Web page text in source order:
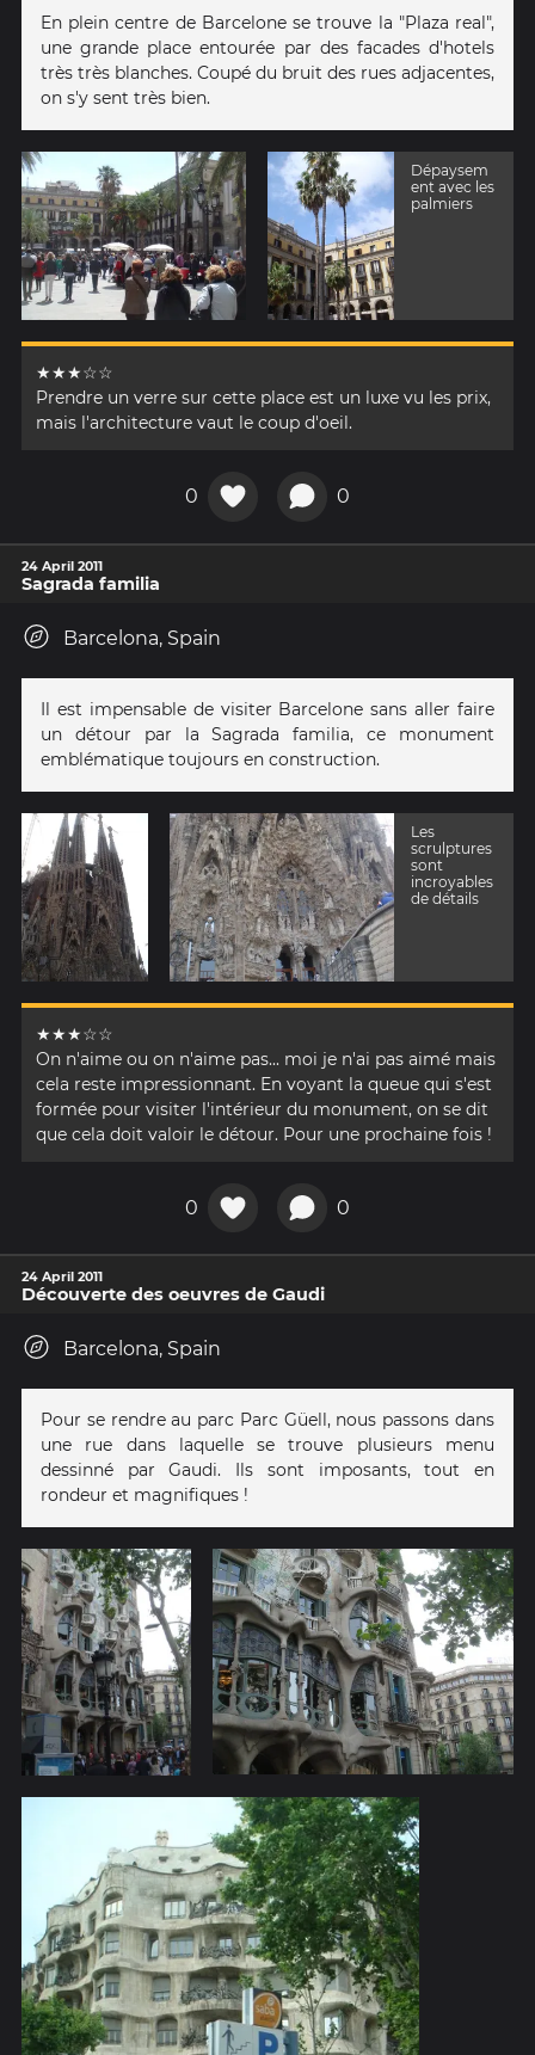
En plein centre de Barcelone se trouve la "Plaza real",
une grande place entourée par des facades d'hotels
très très blanches. Coupé du bruit des rues adjacentes,
on s'y sent très bien.
Dépaysem
ent avec les
palmiers
★★★☆☆
Prendre un verre sur cette place est un luxe vu les prix,
mais l'architecture vaut le coup d'oeil.
0 0
24 April 2011
Sagrada familia
Barcelona, Spain
Il est impensable de visiter Barcelone sans aller faire
un détour par la Sagrada familia, ce monument
emblématique toujours en construction.
Les
scrulptures
sont
incroyables
de détails
★★★☆☆
On n'aime ou on n'aime pas... moi je n'ai pas aimé mais
cela reste impressionnant. En voyant la queue qui s'est
formée pour visiter l'intérieur du monument, on se dit
que cela doit valoir le détour. Pour une prochaine fois !
0 0
24 April 2011
Découverte des oeuvres de Gaudi
Barcelona, Spain
Pour se rendre au parc Parc Güell, nous passons dans
une rue dans laquelle se trouve plusieurs menu
dessinné par Gaudi. Ils sont imposants, tout en
rondeur et magnifiques !